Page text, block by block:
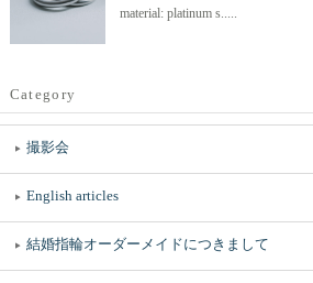
material: platinum s.....
Category
撮影会
English articles
結婚指輪オーダーメイドにつきまして